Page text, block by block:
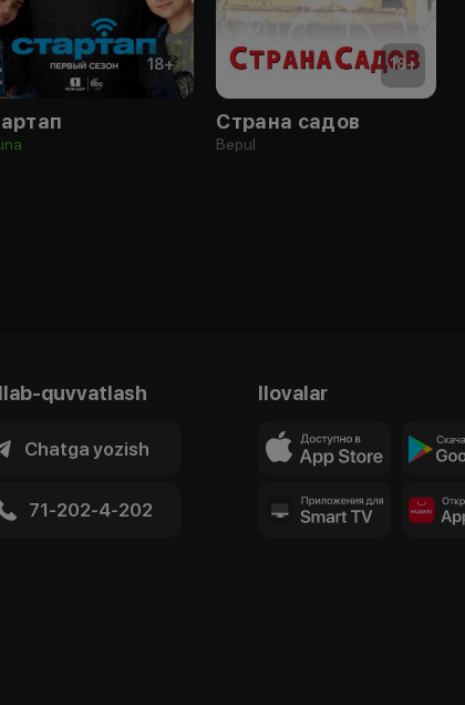
18+ 18+
Страна садов
Bepul
quvvatlash
Chatga yozish
71-202-4-202
Ilovalar